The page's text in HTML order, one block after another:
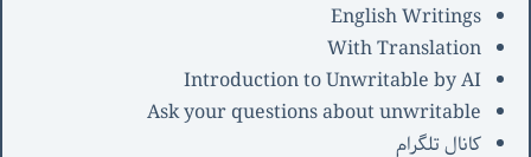
English Writings
With Translation
Introduction to Unwritable by AI
Ask your questions about unwritable
کانال تلگرام